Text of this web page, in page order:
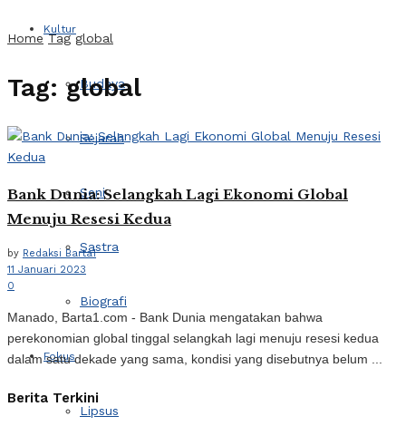
Kultur
Budaya
Sejarah
Seni
Sastra
Biografi
Fokus
Lipsus
Home Tag global
Tag:global
Bank Dunia: Selangkah Lagi Ekonomi Global
Menuju Resesi Kedua
by Redaksi Barta1
11 Januari 2023
0
Manado, Barta1.com - Bank Dunia mengatakan bahwa
perekonomian global tinggal selangkah lagi menuju resesi kedua
dalam satu dekade yang sama, kondisi yang disebutnya belum ...
Berita Terkini